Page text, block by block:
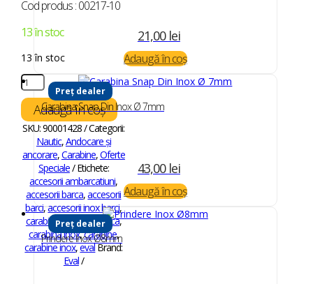
Cod produs : 00217-10
13 în stoc
13 în stoc
Cantitate
Carabina
din
Inox
Barca
10mm
Adaugă în coș
SKU:90001428 Categorii:
Nautic,Andocare și
ancorare,Carabine,Oferte
Speciale Etichete:
accesorii ambarcatiuni,
accesorii barca,accesorii
barci,accesorii inox barci,
carabina,carabina barca,
carabina inox,carabine,
carabine inox,evalBrand:
Eval
21,00 lei
Adaugă în coș
Preț dealer
Carabina Snap Din Inox Ø 7mm
43,00 lei
Adaugă în coș
Preț dealer
Prindere Inox Ø8mm